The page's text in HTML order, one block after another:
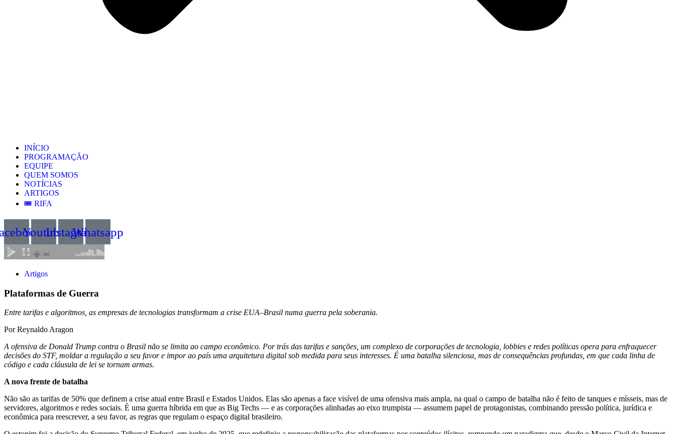
INÍCIO
PROGRAMAÇÃO
EQUIPE
QUEM SOMOS
NOTÍCIAS
ARTIGOS
🎟️ RIFA
YoutubeInstagramWhatsapp
Artigos
Plataformas de Guerra
Entre tarifas e algoritmos, as empresas de tecnologias transformam a crise EUA–Brasil numa guerra pela soberania.
Por Reynaldo Aragon
A ofensiva de Donald Trump contra o Brasil não se limita ao campo econômico. Por trás das tarifas e sanções, um complexo de corporações de tecnologia, lobbies e redes políticas opera para enfraquecer
decisões do STF, moldar a regulação a seu favor e impor ao país uma arquitetura digital sob medida para seus interesses. É uma batalha silenciosa, mas de consequências profundas, em que cada linha de
código e cada cláusula de lei se tornam armas.
A nova frente de batalha
Não são as tarifas de 50% que definem a crise atual entre Brasil e Estados Unidos. Elas são apenas a face visível de uma ofensiva mais ampla, na qual o campo de batalha não é feito de tanques e mísseis, mas de
servidores, algoritmos e redes sociais. É uma guerra híbrida em que as Big Techs — e as corporações alinhadas ao eixo trumpista — assumem papel de protagonistas, combinando pressão política, jurídica e
econômica para reescrever, a seu favor, as regras que regulam o espaço digital brasileiro.